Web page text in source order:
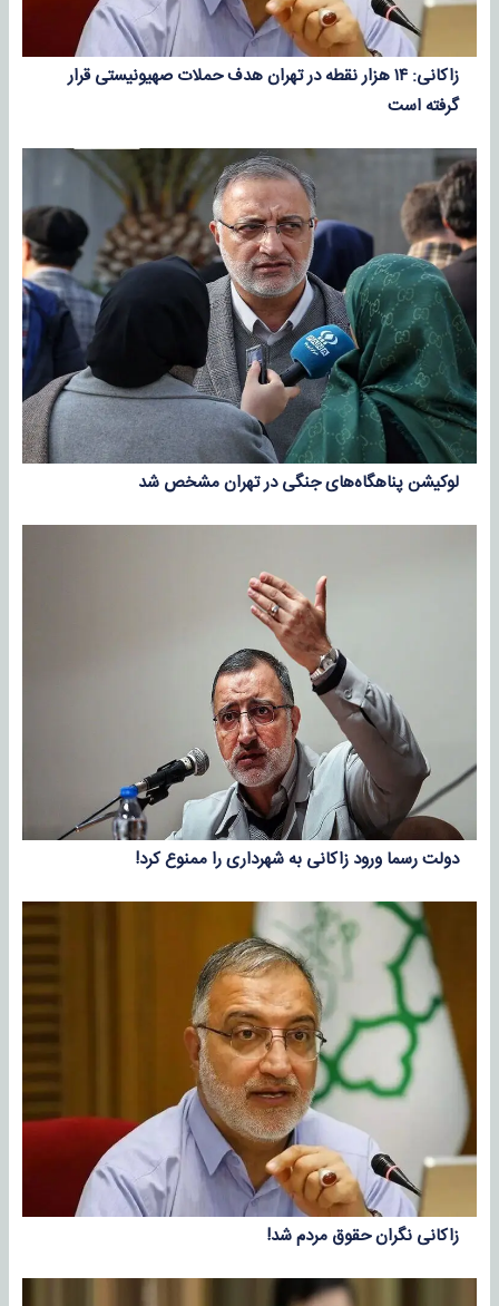
زاکانی: ۱۴ هزار نقطه در تهران هدف حملات صهیونیستی قرار
گرفته است
لوکیشن پناهگاه‌های جنگی در تهران مشخص شد
دولت رسما ورود زاکانی به شهرداری را ممنوع کرد!
زاکانی نگران حقوق مردم شد!